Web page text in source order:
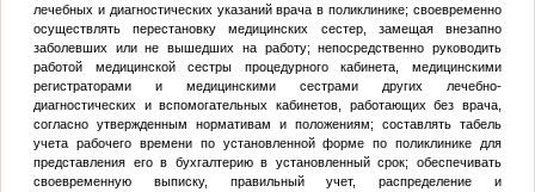
лечебных и диагностических указаний врача в поликлинике; своевременно
осуществлять перестановку медицинских сестер, замещая внезапно
заболевших или не вышедших на работу; непосредственно руководить
работой медицинской сестры процедурного кабинета, медицинскими
регистраторами и медицинскими сестрами других лечебно-
диагностических и вспомогательных кабинетов, работающих без врача,
согласно утвержденным нормативам и положениям; составлять табель
учета рабочего времени по установленной форме по поликлинике для
представления его в бухгалтерию в установленный срок; обеспечивать
своевременную выписку, правильный учет, распределение и